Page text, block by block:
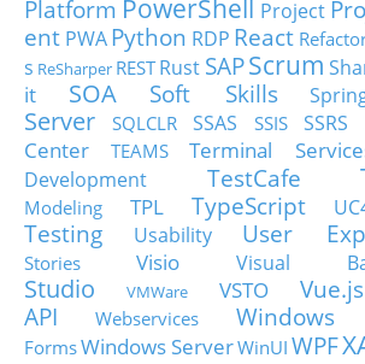
Platform PowerShell Project
ent PWA Python RDP React
s ReSharper RESTRust SAPScrum
it
SOA Soft Skills
Server
SQLCLR SSAS SSIS SSRS
Center
TEAMS Terminal
Development
TestCafe
Modeling
TPL TypeScript
Testing
Usability User
Stories
Visio Visual
Studio
VMWare VSTO Vue.js
API
Webservices Windows
FormsWindows ServerWinUI WPF